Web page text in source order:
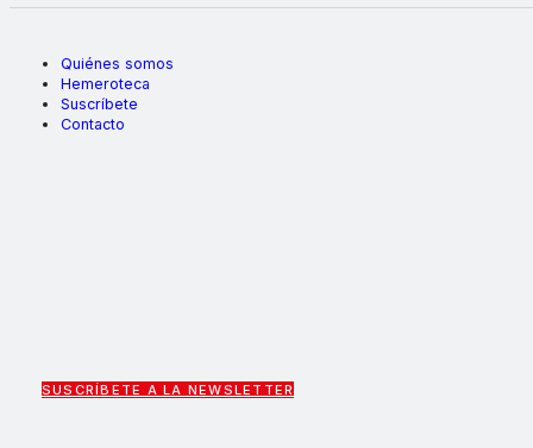
Quiénes somos
Hemeroteca
Suscríbete
Contacto
SUSCRÍBETE A LA NEWSLETTER